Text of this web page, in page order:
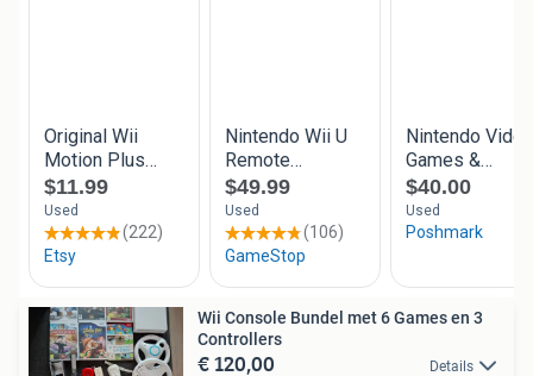
Wii Console Bundel met 6 Games en 3
Controllers
€ 120,00 Details